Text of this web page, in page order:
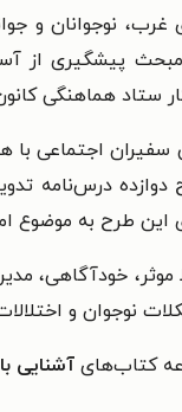
غرب، نوجوانان و
پیشگیری از
ستاد هماهنگی
اجتماعی با
دوازده درس‌نامه
این طرح به موضوع
موثر، خودآگاهی،
نوجوان و
کتاب‌های آشنایی